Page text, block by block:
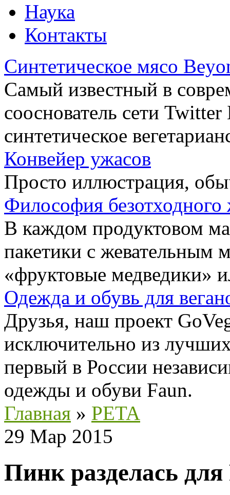
Наука
Контакты
Синтетическое мясо
Самый известный в
сооснователь сети
синтетическое
Конвейер ужасов
Просто иллюстрация,
Философия безотходного
В каждом продуктовом
пакетики с жевательным
«фруктовые медведики»
Одежда и обувь для
Друзья, наш проект
исключительно из
первый в России
одежды и обуви Faun.
Главная » PETA
29 Мар 2015
Пинк разделась